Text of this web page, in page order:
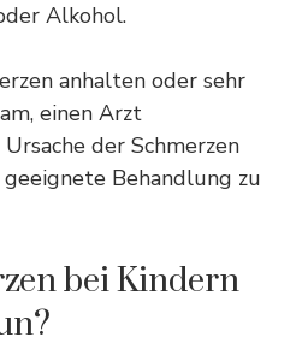
Alkohol.
anhalten oder sehr
einen Arzt
der Schmerzen
Behandlung zu
bei Kindern